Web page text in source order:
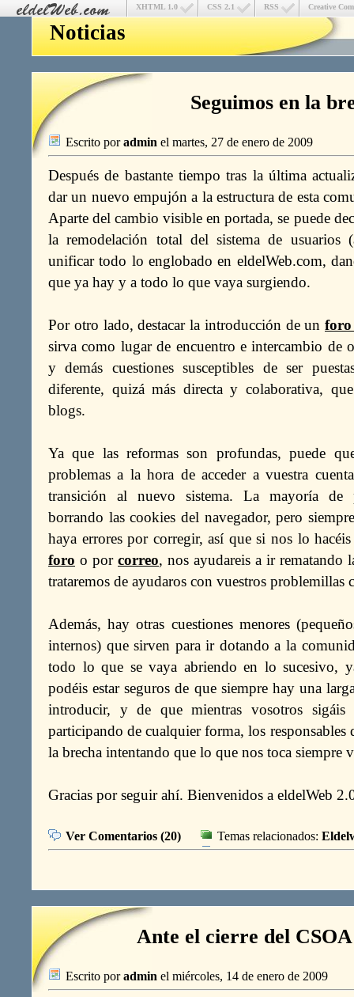
Creative
RSS
CSS 2.1
XHTML 1.0
Noticias
Seguimos en la
Escrito poradmin el martes, 27 de enero de 2009
Después de bastante tiempo tras la última
dar un nuevo empujón a la estructura de esta
Aparte del cambio visible en portada, se puede
la remodelación total del sistema de usuarios
unificar todo lo englobado en eldelWeb.com,
que ya hay y a todo lo que vaya surgiendo.
Por otro lado, destacar la introducción de un foro
sirva como lugar de encuentro e intercambio de
y demás cuestiones susceptibles de ser
diferente, quizá más directa y colaborativa,
blogs.
Ya que las reformas son profundas, puede
problemas a la hora de acceder a vuestra
transición al nuevo sistema. La mayoría de
borrando las cookies del navegador, pero
haya errores por corregir, así que si nos lo
foro o por correo, nos ayudareis a ir rematando
trataremos de ayudaros con vuestros problemillas
Además, hay otras cuestiones menores
internos) que sirven para ir dotando a la
todo lo que se vaya abriendo en lo sucesivo,
podéis estar seguros de que siempre hay una
introducir, y de que mientras vosotros sigáis
participando de cualquier forma, los responsables
la brecha intentando que lo que nos toca siempre
Gracias por seguir ahí. Bienvenidos a eldelWeb
Ver Comentarios (20) Temas relacionados:
Ante el cierre del
Escrito poradmin el miércoles, 14 de enero de 2009